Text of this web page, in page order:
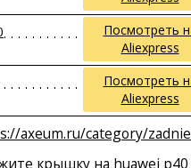
Посмотреть
Aliexpress
Посмотреть
Aliexpress
axeum.ru/category/
крышку на huawei